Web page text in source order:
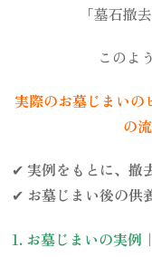
「墓石撤
このよ
実際のお墓じまいの
の
✔ 実例をもとに、撤
✔ お墓じまい後の供
1. お墓じまいの実例